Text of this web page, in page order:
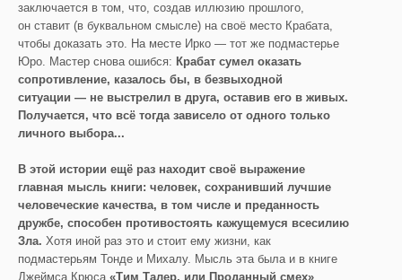
заключается в том, что, создав иллюзию прошлого,
он ставит (в буквальном смысле) на своё место Крабата,
чтобы доказать это. На месте Ирко — тот же подмастерье
Юро. Мастер снова ошибся: Крабат сумел оказать
сопротивление, казалось бы, в безвыходной
ситуации — не выстрелил в друга, оставив его в живых.
Получается, что всё тогда зависело от одного только
личного выбора...
В этой истории ещё раз находит своё выражение
главная мысль книги: человек, сохранивший лучшие
человеческие качества, в том числе и преданность
дружбе, способен противостоять кажущемуся всесилию
Зла. Хотя иной раз это и стоит ему жизни, как
подмастерьям Тонде и Михалу. Мысль эта была и в книге
Джеймса Крюса «Тим Талер, или Проданный смех»,